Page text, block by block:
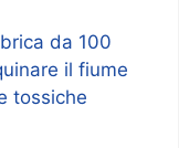
da 100
il fiume
tossiche